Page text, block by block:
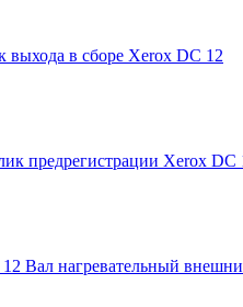
выхода в сборе Xerox DC 12
предрегистрации Xerox DC
Вал нагревательный